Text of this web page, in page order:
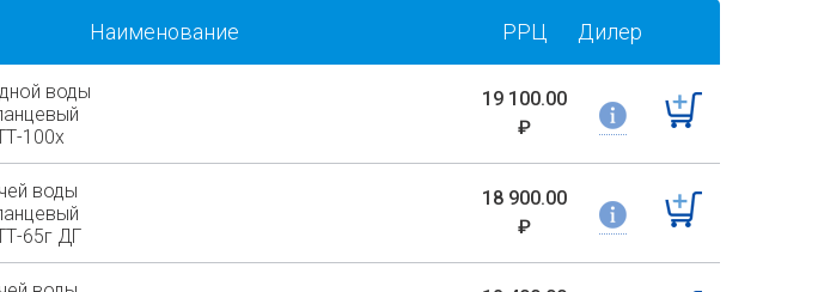
Наименование РРЦ Дилер
воды
100х
19 100.00
₽
воды
65г ДГ
18 900.00
₽